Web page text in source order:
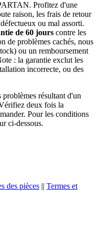
Profitez d'une
raison, les frais de retour
ou mal assorti.
de 60 jours contre les
de problèmes cachés, nous
ou un remboursement
: la garantie exclut les
incorrecte, ou des
problèmes résultant d'un
deux fois la
Pour les conditions
ci-dessous.
des pièces || Termes et